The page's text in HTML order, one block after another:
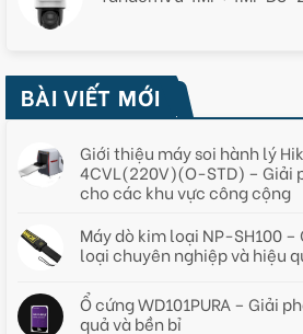
BÀI VIẾT MỚI
Giới thiệu máy soi hành lý
4CVL(220V)(O-STD) – Giải
cho các khu vực công cộng
Máy dò kim loại NP-SH100
loại chuyên nghiệp và hiệu
Ổ cứng WD101PURA – Giải
quả và bền bỉ